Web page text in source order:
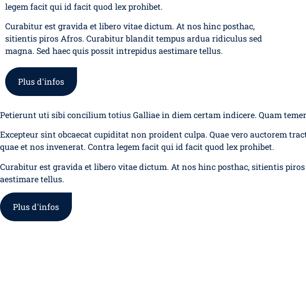
legem facit qui id facit quod lex prohibet.
Curabitur est gravida et libero vitae dictum. At nos hinc posthac,
sitientis piros Afros. Curabitur blandit tempus ardua ridiculus sed
magna. Sed haec quis possit intrepidus aestimare tellus.
Plus d'infos
Petierunt uti sibi concilium totius Galliae in diem certam indicere. Quam
Excepteur sint obcaecat cupiditat non proident culpa. Quae vero auctorem
quae et nos invenerat. Contra legem facit qui id facit quod lex prohibet.
Curabitur est gravida et libero vitae dictum. At nos hinc posthac, sitientis
aestimare tellus.
Plus d'infos